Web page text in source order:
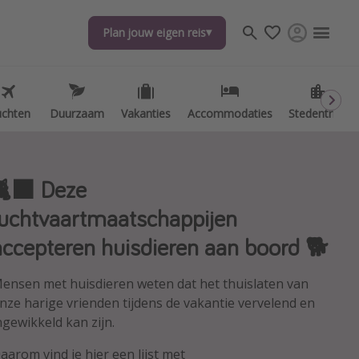
Plan jouw eigen reis
Duurzaam Vakanties Accommodaties Stedentrips
Plan jouw eigen reis
Duurzaam Vakanties Accommodaties Stedentrips
Deze
huisdieren aan boord 🐕
met huisdieren weten dat het thuislaten van
harige vrienden tijdens de vakantie vervelend en
kan zijn.
vind je hier een lijst met